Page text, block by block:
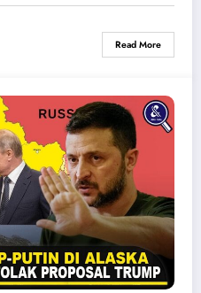
Read More